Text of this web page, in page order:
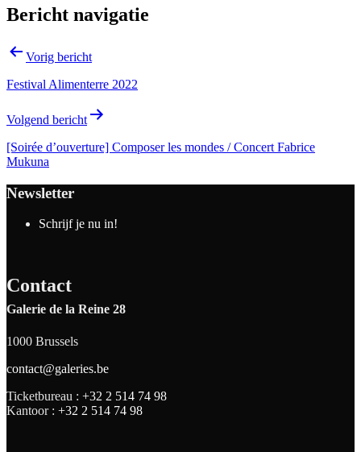
Bericht navigatie
Vorig bericht
Festival Alimenterre 2022
Volgend bericht
[Soirée d’ouverture] Composer les mondes / Concert Fabrice
Mukuna
Newsletter
Schrijf je nu in!
Contact
Galerie de la Reine 28
1000 Brussels
contact@galeries.be
Ticketbureau : +32 2 514 74 98
Kantoor : +32 2 514 74 98